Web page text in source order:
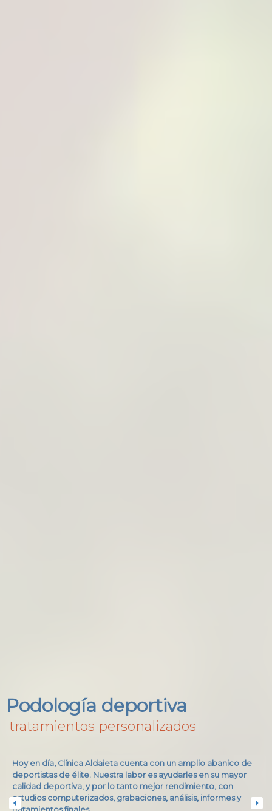
Podología deportiva
tratamientos personalizados
Hoy en día, Clínica Aldaieta cuenta con un amplio abanico de
deportistas de élite. Nuestra labor es ayudarles en su mayor
calidad deportiva, y por lo tanto mejor rendimiento, con
estudios computerizados, grabaciones, análisis, informes y
Podología deportiva
tratamientos personalizados
Hoy en día, Clínica Aldaieta cuenta con un amplio abanico de
deportistas de élite. Nuestra labor es ayudarles en su mayor
calidad deportiva, y por lo tanto mejor rendimiento, con
estudios computerizados, grabaciones, análisis, informes y